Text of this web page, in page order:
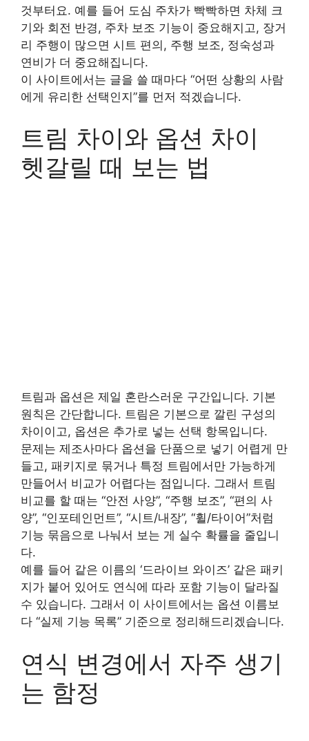
것부터요. 예를 들어 도심 주차가 빡빡하면 차체 크
기와 회전 반경, 주차 보조 기능이 중요해지고, 장거
리 주행이 많으면 시트 편의, 주행 보조, 정숙성과
연비가 더 중요해집니다.
이 사이트에서는 글을 쓸 때마다 “어떤 상황의 사람
에게 유리한 선택인지”를 먼저 적겠습니다.
트림 차이와 옵션 차이
헷갈릴 때 보는 법
트림과 옵션은 제일 혼란스러운 구간입니다. 기본
원칙은 간단합니다. 트림은 기본으로 깔린 구성의
차이이고, 옵션은 추가로 넣는 선택 항목입니다.
문제는 제조사마다 옵션을 단품으로 넣기 어렵게 만
들고, 패키지로 묶거나 특정 트림에서만 가능하게
만들어서 비교가 어렵다는 점입니다. 그래서 트림
비교를 할 때는 “안전 사양”, “주행 보조”, “편의 사
양”, “인포테인먼트”, “시트/내장”, “휠/타이어”처럼
기능 묶음으로 나눠서 보는 게 실수 확률을 줄입니
다.
예를 들어 같은 이름의 ‘드라이브 와이즈’ 같은 패키
지가 붙어 있어도 연식에 따라 포함 기능이 달라질
수 있습니다. 그래서 이 사이트에서는 옵션 이름보
다 “실제 기능 목록” 기준으로 정리해드리겠습니다.
연식 변경에서 자주 생기
는 함정